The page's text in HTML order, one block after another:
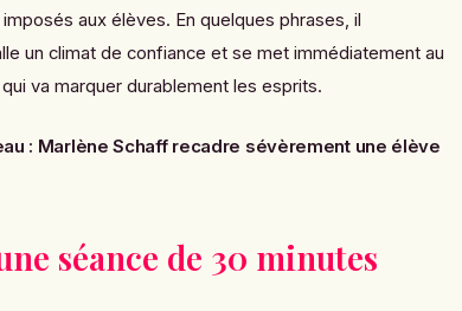
aux élèves. En quelques phrases, il
un climat de confiance et se met immédiatement au
va marquer durablement les esprits.
: Marlène Schaff recadre sévèrement une élève
séance de 30 minutes